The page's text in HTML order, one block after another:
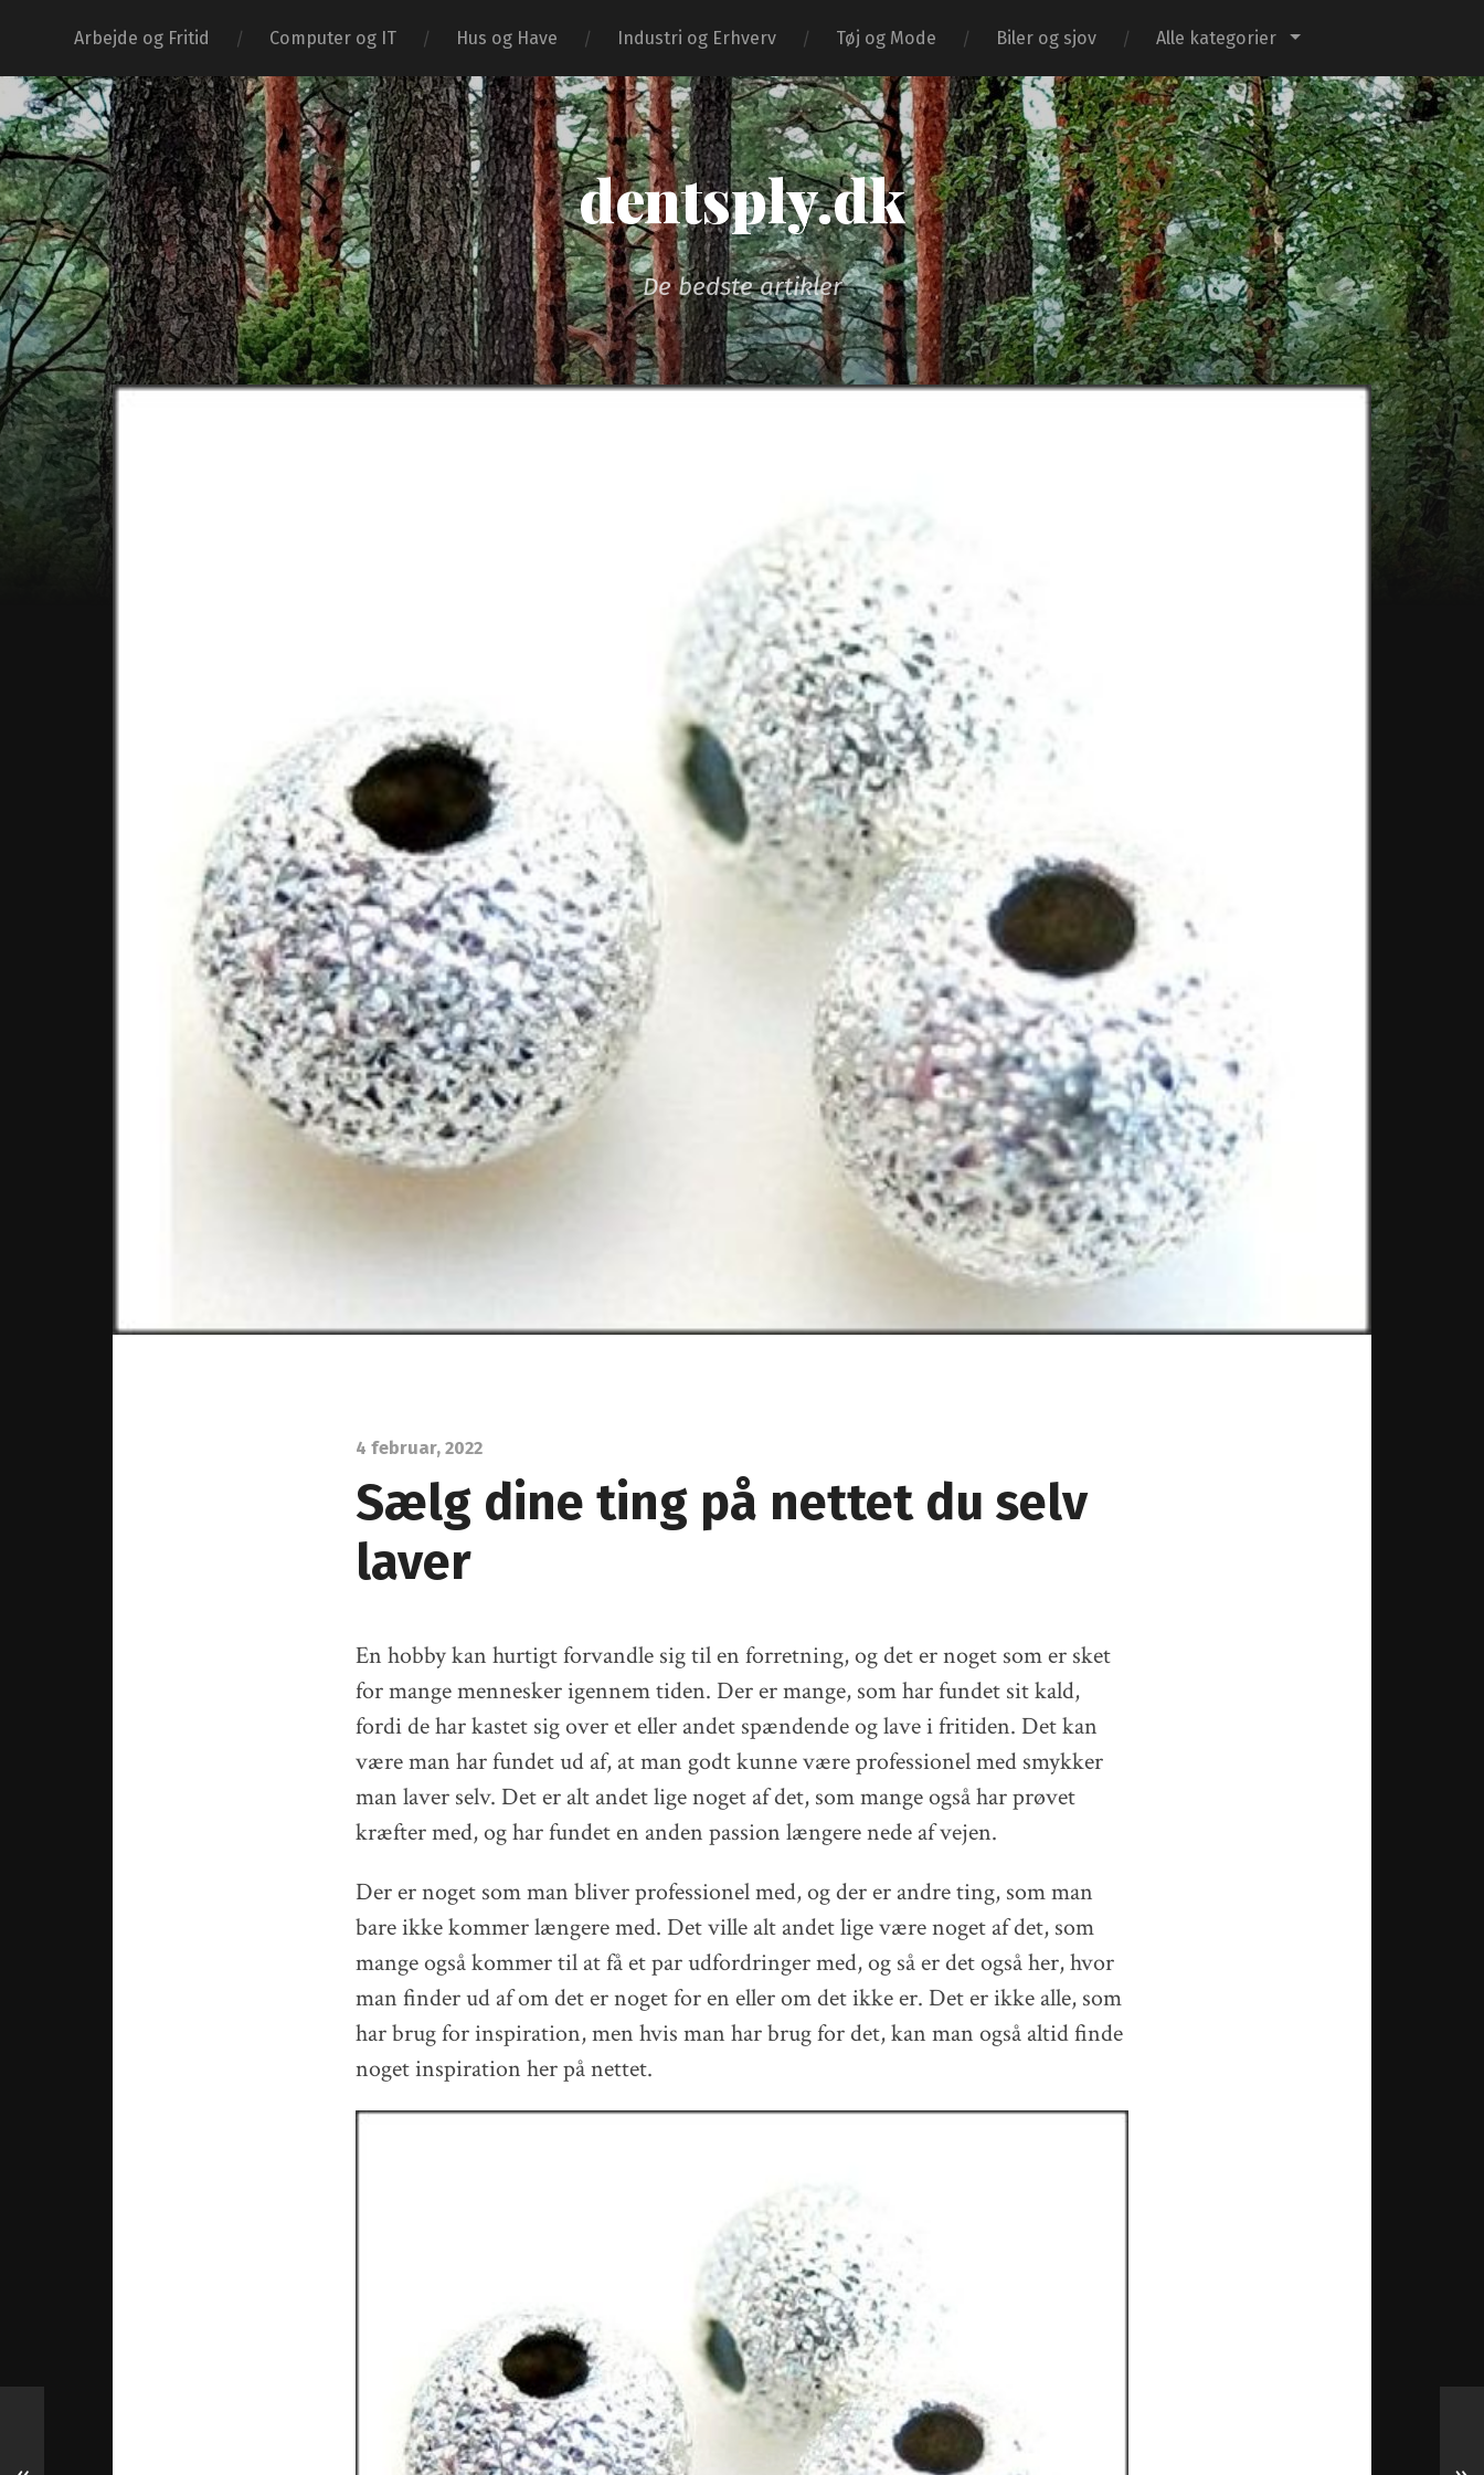
Arbejde og Fritid Computer og IT Hus og Have Industri og Erhverv Tøj og Mode Biler og sjov Alle kategorier
dentsply.dk
De bedste artikler
4 februar, 2022
Sælg dine ting på nettet du selv
laver
En hobby kan hurtigt forvandle sig til en forretning, og det er noget som er sket
for mange mennesker igennem tiden. Der er mange, som har fundet sit kald,
fordi de har kastet sig over et eller andet spændende og lave i fritiden. Det kan
være man har fundet ud af, at man godt kunne være professionel med smykker
man laver selv. Det er alt andet lige noget af det, som mange også har prøvet
kræfter med, og har fundet en anden passion længere nede af vejen.
Der er noget som man bliver professionel med, og der er andre ting, som man
bare ikke kommer længere med. Det ville alt andet lige være noget af det, som
mange også kommer til at få et par udfordringer med, og så er det også her, hvor
man finder ud af om det er noget for en eller om det ikke er. Det er ikke alle, som
har brug for inspiration, men hvis man har brug for det, kan man også altid finde
noget inspiration her på nettet.